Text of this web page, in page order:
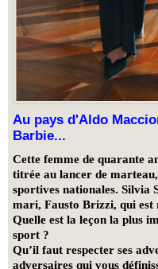
Au pays d'Aldo
Barbie...
Cette femme de quarante ans est une ancienne athlète, qui a été
titrée au lancer de
sportives nationales. Silvia
mari, Fausto Brizzi, qui est
Quelle est la leçon la plus
sport ?
Qu’il faut respecter ses
adversaires qui vous